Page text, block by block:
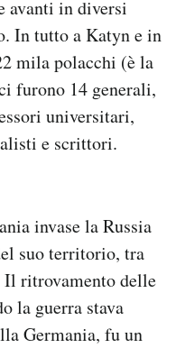
avanti in diversi
In tutto a Katyn e in
mila polacchi (è la
furono 14 generali,
universitari,
e scrittori.
invase la Russia
suo territorio, tra
Il ritrovamento delle
la guerra stava
Germania, fu un